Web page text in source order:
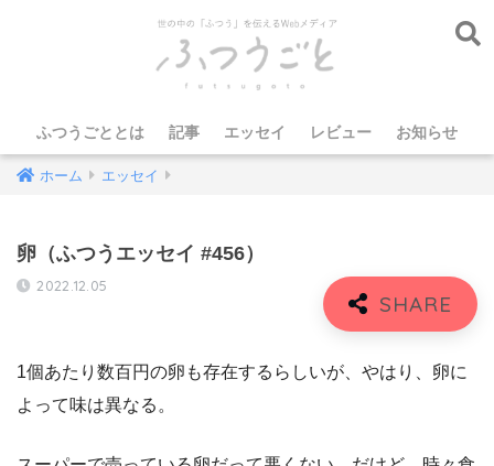
ふつうごととは 記事 エッセイ レビュー お知らせ
ホーム エッセイ
卵（ふつうエッセイ #456）
2022.12.05
1個あたり数百円の卵も存在するらしいが、やはり、卵に
よって味は異なる。